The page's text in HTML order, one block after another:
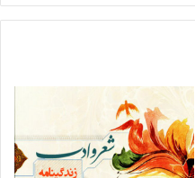
را به قصد مصر ترک گفت .
دیوان قصائد و غزلیاتش که
چهل هزار بیت که آن رابه